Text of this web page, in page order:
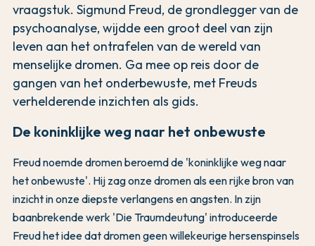
vraagstuk. Sigmund Freud, de grondlegger van de
psychoanalyse, wijdde een groot deel van zijn
leven aan het ontrafelen van de wereld van
menselijke dromen. Ga mee op reis door de
gangen van het onderbewuste, met Freuds
verhelderende inzichten als gids.
De koninklijke weg naar het onbewuste
Freud noemde dromen beroemd de 'koninklijke weg naar
het onbewuste'. Hij zag onze dromen als een rijke bron van
inzicht in onze diepste verlangens en angsten. In zijn
baanbrekende werk 'Die Traumdeutung' introduceerde
Freud het idee dat dromen geen willekeurige hersenspinsels